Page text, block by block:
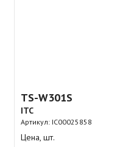
TS-W301S
ITC
Артикул: IC00025858
Цена, шт.